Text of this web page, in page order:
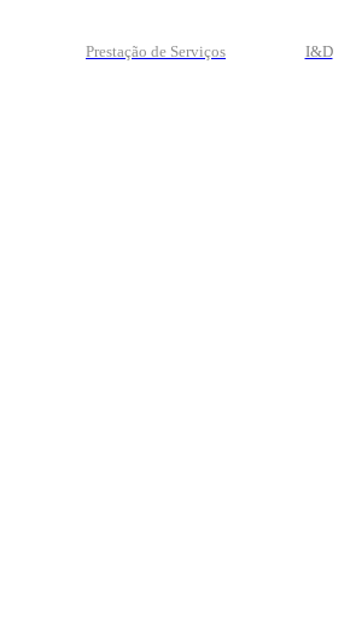
Prestação de Serviços I&D